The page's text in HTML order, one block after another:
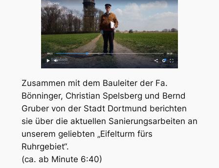
Zusammen mit dem Bauleiter der Fa.
Bönninger, Christian Spelsberg und Bernd
Gruber von der Stadt Dortmund berichten
sie über die aktuellen Sanierungsarbeiten an
unserem geliebten „Eifelturm fürs
Ruhrgebiet“.
(ca. ab Minute 6:40)